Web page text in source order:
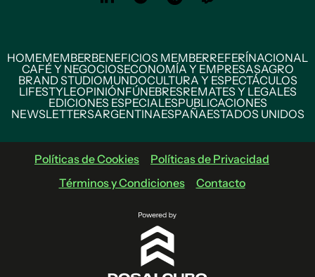
HOMEMEMBERBENEFICIOS MEMBERREFERÍNACIONAL
CAFÉ Y NEGOCIOSECONOMÍA Y EMPRESASAGRO
BRAND STUDIOMUNDOCULTURA Y ESPECTÁCULOS
LIFESTYLEOPINIÓNFÚNEBRESREMATES Y LEGALES
EDICIONES ESPECIALESPUBLICACIONES
NEWSLETTERSARGENTINAESPAÑAESTADOS UNIDOS
Políticas de Cookies
Políticas de Privacidad
Términos y Condiciones
Contacto